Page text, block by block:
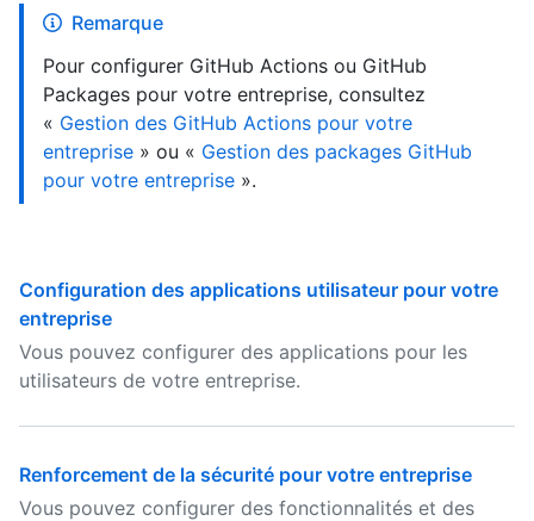
Remarque
Pour configurer GitHub Actions ou GitHub
Packages pour votre entreprise, consultez
« Gestion des GitHub Actions pour votre
entreprise » ou « Gestion des packages GitHub
pour votre entreprise ».
Configuration des applications utilisateur pour votre
entreprise
Vous pouvez configurer des applications pour les
utilisateurs de votre entreprise.
Renforcement de la sécurité pour votre entreprise
Vous pouvez configurer des fonctionnalités et des